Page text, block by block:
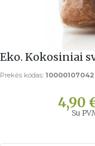
Eko. Kokosiniai
Prekės kodas: 10000107042
4,90
Su